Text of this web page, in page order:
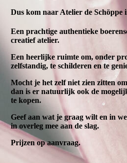
Dus kom naar Atelier de Schöppe
Een prachtige authentieke
creatief atelier.
Een heerlijke ruimte om, onder
zelfstandig, te schilderen en te
Mocht je het zelf niet zien zitten
dan is er natuurlijk ook de
te kopen.
Geef aan wat je graag wilt en in
inoverleg mee aan de slag.
Prijzen op aanvraag.